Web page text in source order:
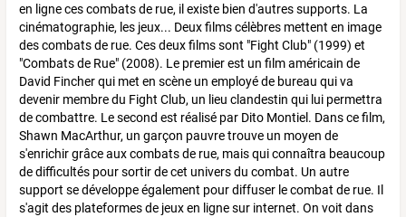
en ligne ces combats de rue, il existe bien d'autres supports. La
cinématographie, les jeux... Deux films célèbres mettent en image
des combats de rue. Ces deux films sont "Fight Club" (1999) et
"Combats de Rue" (2008). Le premier est un film américain de
David Fincher qui met en scène un employé de bureau qui va
devenir membre du Fight Club, un lieu clandestin qui lui permettra
de combattre. Le second est réalisé par Dito Montiel. Dans ce film,
Shawn MacArthur, un garçon pauvre trouve un moyen de
s'enrichir grâce aux combats de rue, mais qui connaîtra beaucoup
de difficultés pour sortir de cet univers du combat. Un autre
support se développe également pour diffuser le combat de rue. Il
s'agit des plateformes de jeux en ligne sur internet. On voit dans